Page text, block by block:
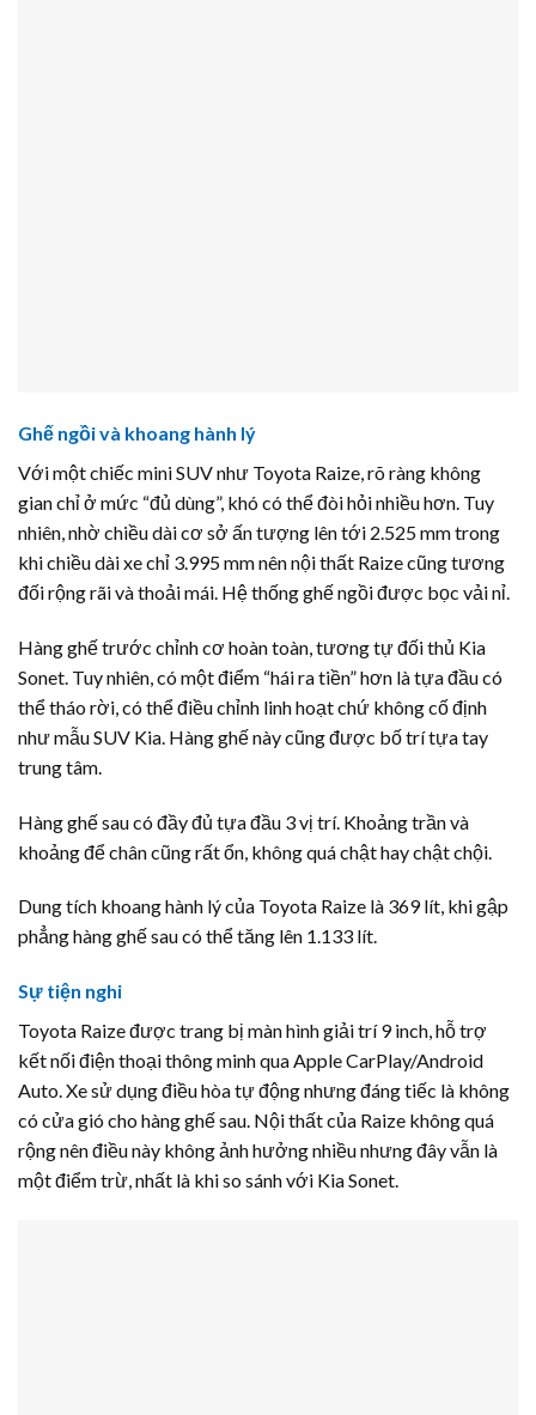
Ghế ngồi và khoang hành lý
Với một chiếc mini SUV như Toyota Raize, rõ ràng không
gian chỉ ở mức “đủ dùng”, khó có thể đòi hỏi nhiều hơn. Tuy
nhiên, nhờ chiều dài cơ sở ấn tượng lên tới 2.525 mm trong
khi chiều dài xe chỉ 3.995 mm nên nội thất Raize cũng tương
đối rộng rãi và thoải mái. Hệ thống ghế ngồi được bọc vải nỉ.
Hàng ghế trước chỉnh cơ hoàn toàn, tương tự đối thủ Kia
Sonet. Tuy nhiên, có một điểm “hái ra tiền” hơn là tựa đầu có
thể tháo rời, có thể điều chỉnh linh hoạt chứ không cố định
như mẫu SUV Kia. Hàng ghế này cũng được bố trí tựa tay
trung tâm.
Hàng ghế sau có đầy đủ tựa đầu 3 vị trí. Khoảng trần và
khoảng để chân cũng rất ổn, không quá chật hay chật chội.
Dung tích khoang hành lý của Toyota Raize là 369 lít, khi gập
phẳng hàng ghế sau có thể tăng lên 1.133 lít.
Sự tiện nghi
Toyota Raize được trang bị màn hình giải trí 9 inch, hỗ trợ
kết nối điện thoại thông minh qua Apple CarPlay/Android
Auto. Xe sử dụng điều hòa tự động nhưng đáng tiếc là không
có cửa gió cho hàng ghế sau. Nội thất của Raize không quá
rộng nên điều này không ảnh hưởng nhiều nhưng đây vẫn là
một điểm trừ, nhất là khi so sánh với Kia Sonet.